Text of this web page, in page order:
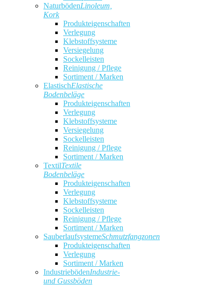
NaturbödenLinoleum,
Kork
Produkteigenschaften
Verlegung
Klebstoffsysteme
Versiegelung
Sockelleisten
Reinigung / Pflege
Sortiment / Marken
ElastischElastische
Bodenbeläge
Produkteigenschaften
Verlegung
Klebstoffsysteme
Versiegelung
Sockelleisten
Reinigung / Pflege
Sortiment / Marken
TextilTextile
Bodenbeläge
Produkteigenschaften
Verlegung
Klebstoffsysteme
Sockelleisten
Reinigung / Pflege
Sortiment / Marken
SauberlaufsystemeSchmutzfangzonen
Produkteigenschaften
Verlegung
Sortiment / Marken
IndustriebödenIndustrie-
und Gussböden